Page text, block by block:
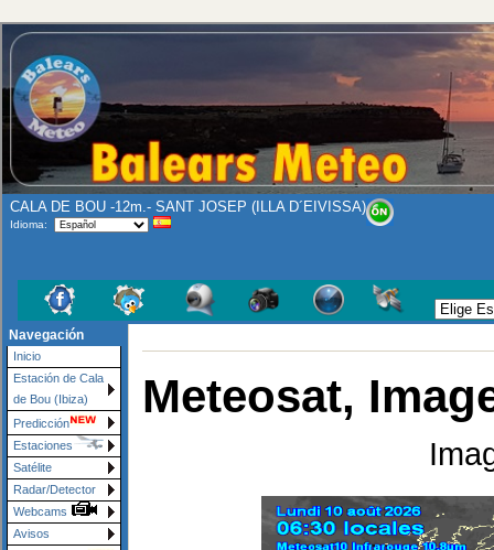
CALA DE BOU -12m.- SANT JOSEP (ILLA D´EIVISSA)
Idioma:
Navegación
Inicio
Estación de Cala
de Bou (Ibiza)
Predicción
Estaciones
Satélite
Radar/Detector
Webcams
Avisos
Meteosat,